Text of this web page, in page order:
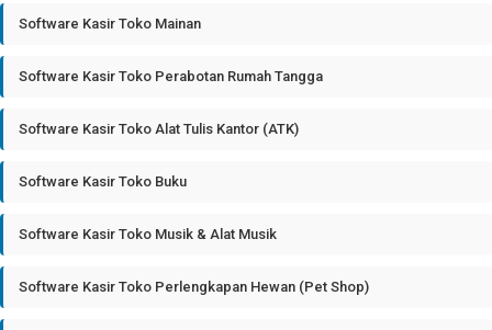
Software Kasir Toko Mainan
Software Kasir Toko Perabotan Rumah Tangga
Software Kasir Toko Alat Tulis Kantor (ATK)
Software Kasir Toko Buku
Software Kasir Toko Musik & Alat Musik
Software Kasir Toko Perlengkapan Hewan (Pet Shop)